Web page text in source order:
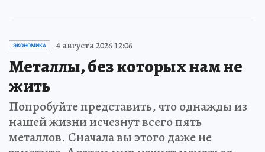
ЭКОНОМИКА 4 августа 2026 12:06
Металлы, без которых нам не
жить
Попробуйте представить, что однажды из
нашей жизни исчезнут всего пять
металлов. Сначала вы этого даже не